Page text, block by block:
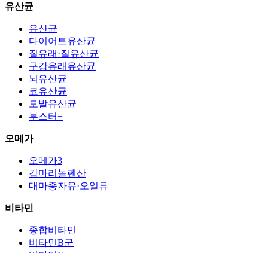
유산균
유산균
다이어트유산균
질유래·질유산균
구강유래유산균
뇌유산균
코유산균
모발유산균
부스터+
오메가
오메가3
감마리놀렌산
대마종자유·오일류
비타민
종합비타민
비타민B군